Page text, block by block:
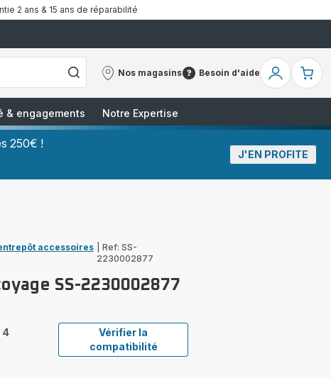
2 ans & 15 ans de réparabilité
Nos magasins
Nos
Besoin d'aide
Besoin
Mon
& engagements Notre Expertise
250€ !
J'EN PROFITE
accessoires
Ref: SS-
2230002877
SS-2230002877
4
Vérifier la
compatibilité